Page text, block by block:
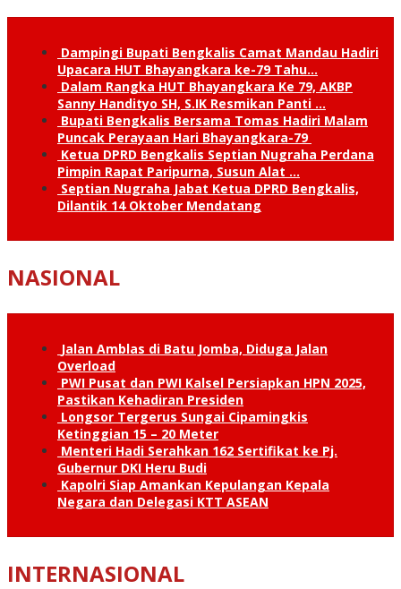
Dampingi Bupati Bengkalis Camat Mandau Hadiri
Upacara HUT Bhayangkara ke-79 Tahu…
Dalam Rangka HUT Bhayangkara Ke 79, AKBP
Sanny Handityo SH, S.IK Resmikan Panti …
Bupati Bengkalis Bersama Tomas Hadiri Malam
Puncak Perayaan Hari Bhayangkara-79
Ketua DPRD Bengkalis Septian Nugraha Perdana
Pimpin Rapat Paripurna, Susun Alat …
Septian Nugraha Jabat Ketua DPRD Bengkalis,
Dilantik 14 Oktober Mendatang
NASIONAL
Jalan Amblas di Batu Jomba, Diduga Jalan
Overload
PWI Pusat dan PWI Kalsel Persiapkan HPN 2025,
Pastikan Kehadiran Presiden
Longsor Tergerus Sungai Cipamingkis
Ketinggian 15 – 20 Meter
Menteri Hadi Serahkan 162 Sertifikat ke Pj.
Gubernur DKI Heru Budi
Kapolri Siap Amankan Kepulangan Kepala
Negara dan Delegasi KTT ASEAN
INTERNASIONAL